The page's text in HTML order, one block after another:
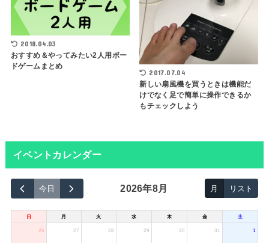
2018.04.03
おすすめ＆やってみたい2人用ボー
ドゲームまとめ
2017.07.04
新しい扇風機を買うときは機能だ
けでなく足で簡単に操作できるか
もチェックしよう
イベントカレンダー
今日 2026年8月 月 リスト
日 月 火 水 木 金 土
26 27 28 29 30 31 1